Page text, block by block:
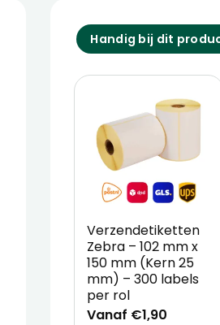
Handig bij dit
Verzendetiketten
Zebra – 102 mm x
150 mm (Kern 25
mm) – 300 labels
per rol
Vanaf €1,90